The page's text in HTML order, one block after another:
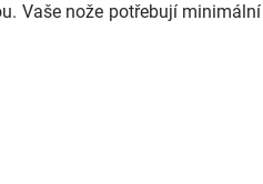
Vaše nože potřebují